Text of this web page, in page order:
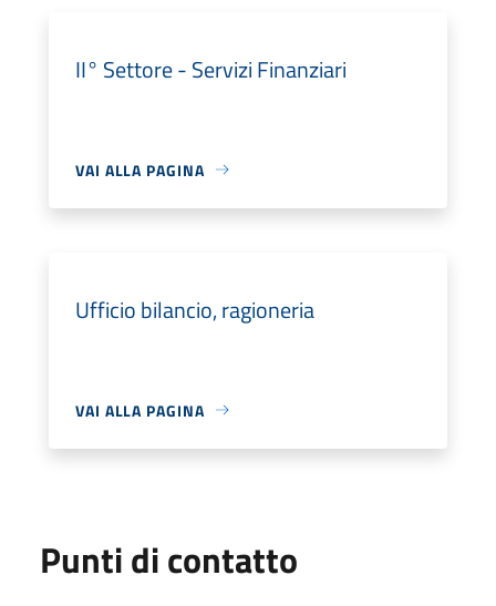
II° Settore - Servizi Finanziari
VAI ALLA PAGINA
Ufficio bilancio, ragioneria
VAI ALLA PAGINA
Punti di contatto